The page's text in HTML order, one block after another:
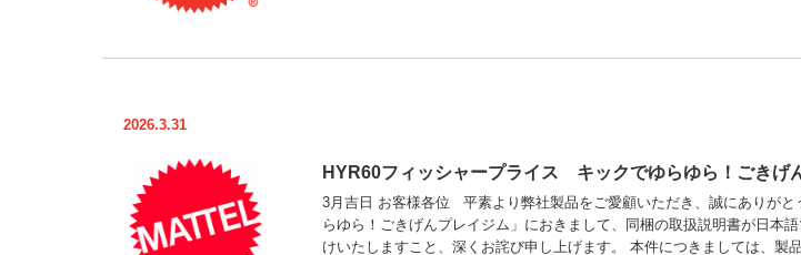
2026.3.31
HYR60フィッシャープライス キックでゆらゆら！ごきげ
3月吉日 お客様各位 平素より弊社製品をご愛顧いただき、誠にありが
らゆら！ごきげんプレイジム」におきまして、同梱の取扱説明書が日本
けいたしますこと、深くお詫び申し上げます。 本件につきましては、製